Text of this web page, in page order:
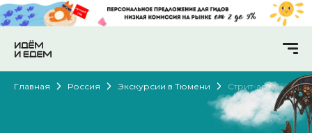
Главная Россия Экскурсии в Тюмени Стрит-арт